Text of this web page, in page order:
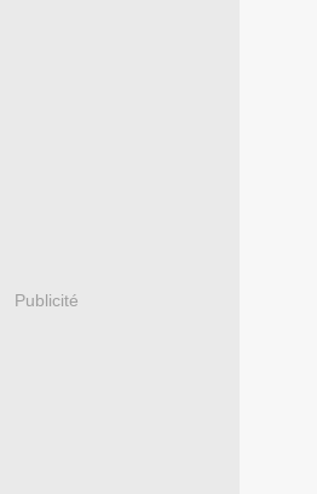
Publicité